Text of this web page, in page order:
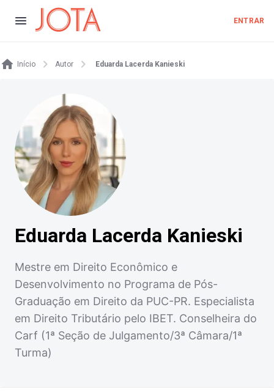
ENTRAR
Início Autor Eduarda Lacerda Kanieski
Eduarda Lacerda Kanieski
Mestre em Direito Econômico e
Desenvolvimento no Programa de Pós-
Graduação em Direito da PUC-PR. Especialista
em Direito Tributário pelo IBET. Conselheira do
Carf (1ª Seção de Julgamento/3ª Câmara/1ª
Turma)